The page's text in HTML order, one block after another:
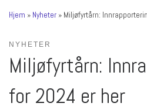
Hjem » Nyheter » Miljøfyrtårn:
NYHETER
Miljøfyrtårn:
for 2024 er her